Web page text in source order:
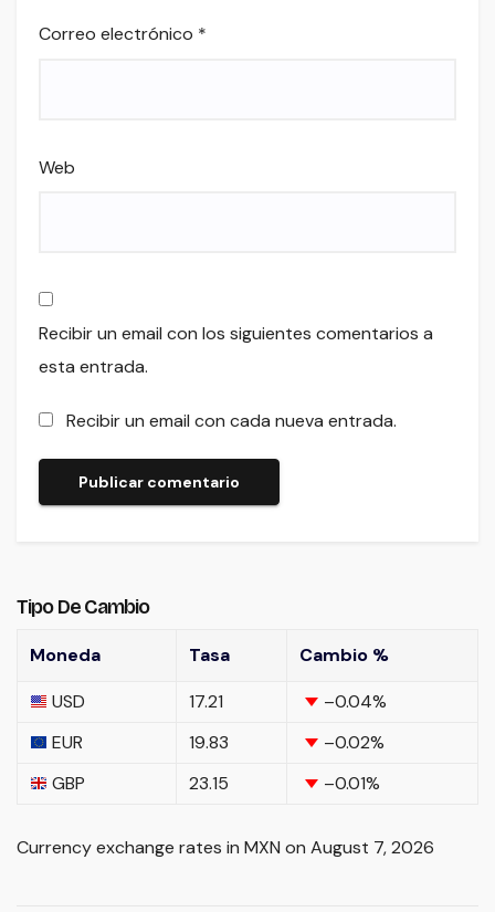
Correo electrónico *
Web
Recibir un email con los siguientes comentarios a
esta entrada.
Recibir un email con cada nueva entrada.
Tipo De Cambio
Moneda Tasa
Cambio %
USD
17.21 –0.04%
EUR
19.83 –0.02%
GBP
23.15 –0.01%
Currency exchange rates in MXN on August 7, 2026